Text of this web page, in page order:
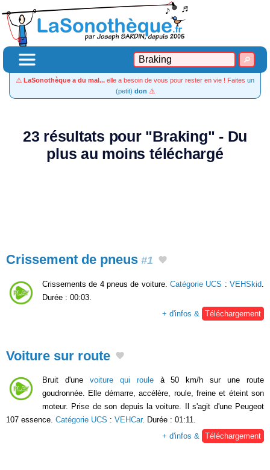
⚠️ LaSonothèque a du mal... elle a besoin de vous pour rester en vie ! Faites un
(petit) don ⚠️
23 résultats pour "Braking" - Du
plus au moins téléchargé
Crissement de pneus #1
Crissements de 4 pneus de voiture. Catégorie UCS :VEHSkid
Durée : 00:03.
+ d'infos &
Téléchargement
Voiture sur route
Bruit d'une voiture qui rouleà 50 km/h sur une route
goudronnée. Elle démarre, accélère, roule, freine et éteint son
moteur. Prise de son depuis la voiture. Il s'agit d'une Peugeot
107 essence. Catégorie UCS : VEHCar. Durée : 01:11.
+ d'infos & Téléchargement